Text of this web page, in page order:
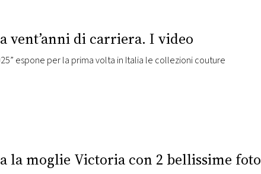
vent’anni di carriera. I video
La mostra “Giorgio Armani Privé 2005-2025” espone per la prima volta in Italia le collezioni couture
la moglie Victoria con 2 bellissime foto